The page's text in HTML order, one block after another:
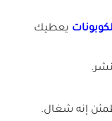
يعطيك
إنه شغال.